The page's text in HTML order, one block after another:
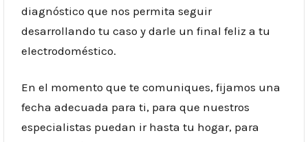
diagnóstico que nos permita seguir
desarrollando tu caso y darle un final feliz a tu
electrodoméstico.
En el momento que te comuniques, fijamos una
fecha adecuada para ti, para que nuestros
especialistas puedan ir hasta tu hogar, para